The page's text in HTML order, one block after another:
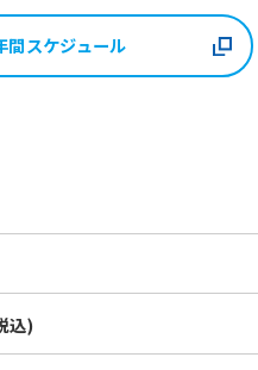
間スケジュール
込)